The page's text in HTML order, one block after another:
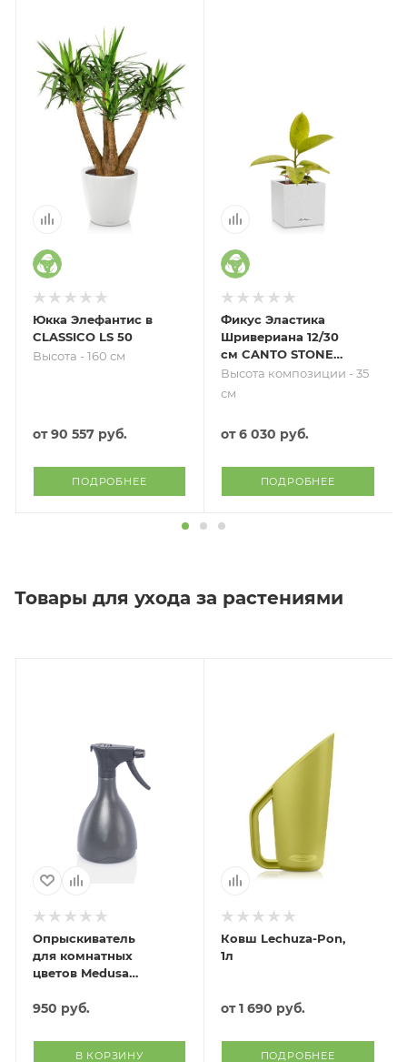
Юкка Элефантис в
CLASSICO LS 50
Высота - 160 см
от90 557 руб.
ПОДРОБНЕЕ
Фикус Эластика
Шривериана 12/30
см CANTO STONE
14
Высота композиции - 35
см
от6 030 руб.
ПОДРОБНЕЕ
Товары для ухода за растениями
Опрыскиватель
для комнатных
цветов Medusa
950 руб.
В КОРЗИНУ
Ковш Lechuza-Pon,
1л
от1 690 руб.
ПОДРОБНЕЕ